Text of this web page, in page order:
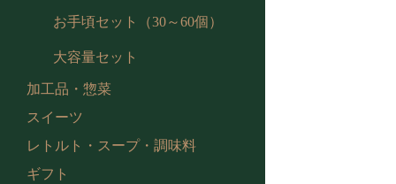
お手頃セット（30～60個）
大容量セット
加工品・惣菜
スイーツ
レトルト・スープ・調味料
ギフト